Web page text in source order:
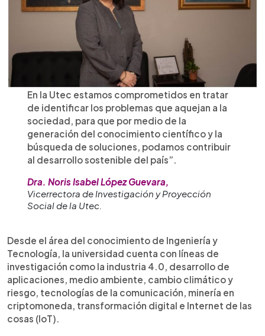
En la Utec estamos comprometidos en tratar
de identificar los problemas que aquejan a la
sociedad, para que por medio de la
generación del conocimiento científico y la
búsqueda de soluciones, podamos contribuir
al desarrollo sostenible del país”.
Dra. Noris Isabel López Guevara,
Vicerrectora de Investigación y Proyección
Social de la Utec.
Desde el área del conocimiento de Ingeniería y
Tecnología, la universidad cuenta con líneas de
investigación como la industria 4.0, desarrollo de
aplicaciones, medio ambiente, cambio climático y
riesgo, tecnologías de la comunicación, minería en
criptomoneda, transformación digital e Internet de las
cosas (IoT).